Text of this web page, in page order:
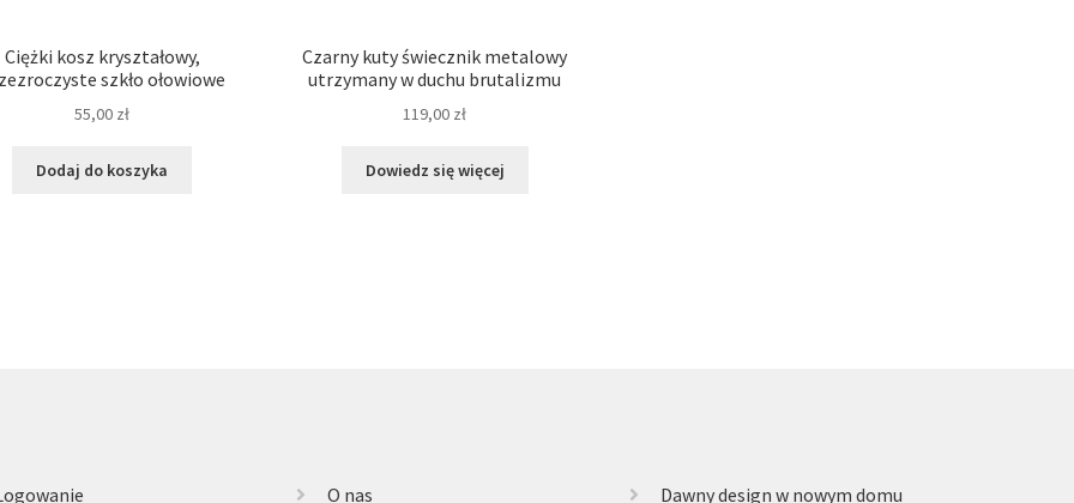
Ciężki kosz kryształowy,
szkło ołowiowe
55,00 zł
Dodaj do koszyka
Czarny kuty świecznik metalowy
utrzymany w duchu brutalizmu
119,00 zł
Dowiedz się więcej
O nas Dawny design w nowym domu